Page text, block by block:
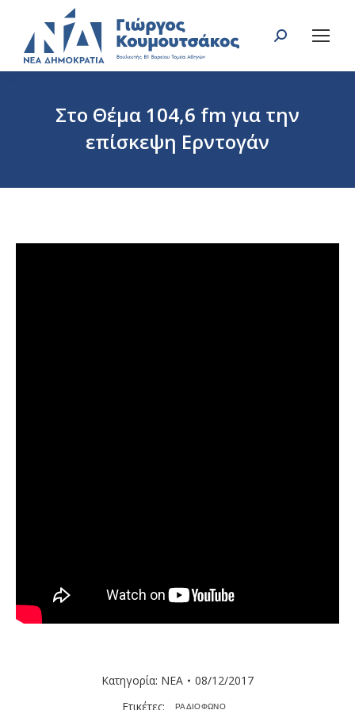
Search:
Στο Θέμα 104,6 fm για την
επίσκεψη Ερντογάν
Κατηγορία: ΝΕΑ
08/12/2017
Ετικέτες:
ΡΑΔΙΟΦΩΝΟ